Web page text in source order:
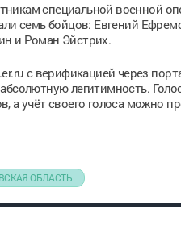
специальной военной
семь бойцов: Евгений
и Роман Эйстрих.
с верификацией через
легитимность.
а учёт своего голоса можно
ОБЛАСТЬ